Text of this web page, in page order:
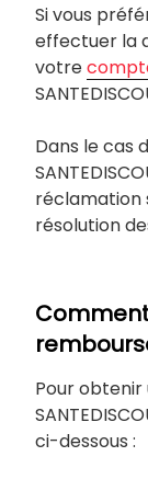
Si vous
effectuer la
votre
Dans le cas
réclamation
résolution
Pour
ci-dessous :